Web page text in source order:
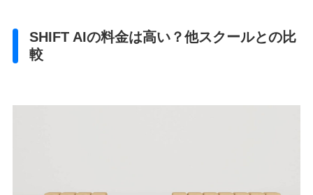
SHIFT AIの料金は高い？他スクールとの比
較